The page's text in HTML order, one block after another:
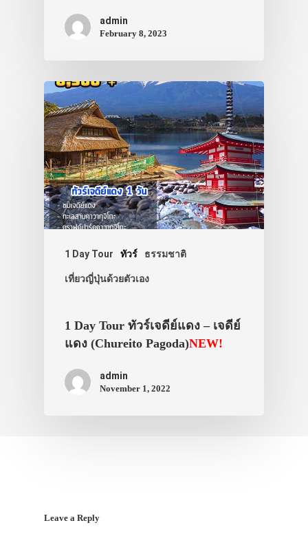
admin
February 8, 2023
1 Day Tour ทัวร์ ธรรมชาติ
เที่ยวญี่ปุ่นด้วยตัวเอง
1 Day Tour ทัวร์เจดีย์แดง – เจดีย์
แดง (Chureito Pagoda)NEW!
admin
November 1, 2022
Leave a Reply